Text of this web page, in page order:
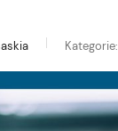
Kategorie: